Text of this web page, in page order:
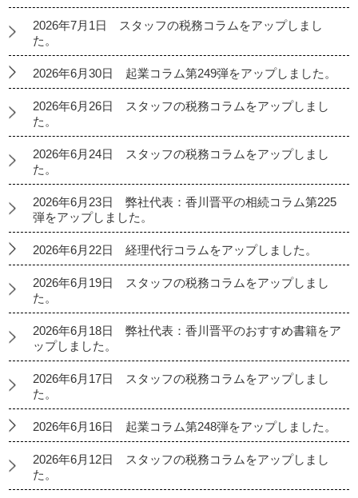
2026年7月1日 スタッフの税務コラムをアップしまし
た。
2026年6月30日 起業コラム第249弾をアップしました。
2026年6月26日 スタッフの税務コラムをアップしまし
た。
2026年6月24日 スタッフの税務コラムをアップしまし
た。
2026年6月23日 弊社代表：香川晋平の相続コラム第225
弾をアップしました。
2026年6月22日 経理代行コラムをアップしました。
2026年6月19日 スタッフの税務コラムをアップしまし
た。
2026年6月18日 弊社代表：香川晋平のおすすめ書籍をア
ップしました。
2026年6月17日 スタッフの税務コラムをアップしまし
た。
2026年6月16日 起業コラム第248弾をアップしました。
2026年6月12日 スタッフの税務コラムをアップしまし
た。